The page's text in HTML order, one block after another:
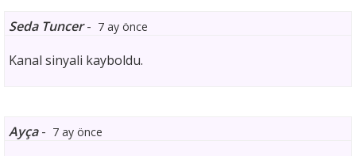
Seda Tuncer- 7 ay önce
Kanal sinyali kayboldu.
Ayça- 7 ay önce